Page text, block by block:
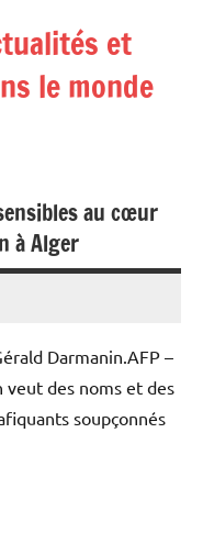
et
le monde
au cœur
à Alger
Darmanin.AFP –
veut des noms et des
soupçonnés